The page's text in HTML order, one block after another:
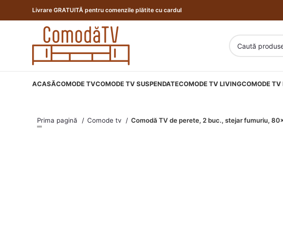
Livrare GRATUITĂ pentru comenzile plătite cu cardul
ACASĂCOMODE TVCOMODE TV SUSPENDATECOMODE TV LIVINGCOMODE TV
Prima pagină Comode tv Comodă TV de perete, 2 buc., stejar fumuriu,